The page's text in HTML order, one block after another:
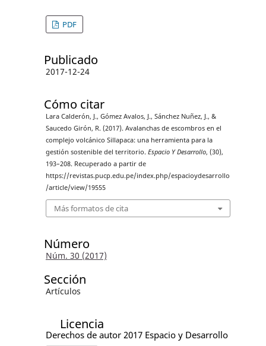
PDF
Publicado
2017-12-24
Cómo citar
Lara Calderón, J., Gómez Avalos, J., Sánchez Nuñez, J., &
Saucedo Girón, R. (2017). Avalanchas de escombros en el
complejo volcánico Sillapaca: una herramienta para la
gestión sostenible del territorio. Espacio Y Desarrollo, (30),
193–208. Recuperado a partir de
https://revistas.pucp.edu.pe/index.php/espacioydesarrollo
/article/view/19555
Más formatos de cita
Número
Núm. 30 (2017)
Sección
Artículos
Licencia
Derechos de autor 2017 Espacio y Desarrollo